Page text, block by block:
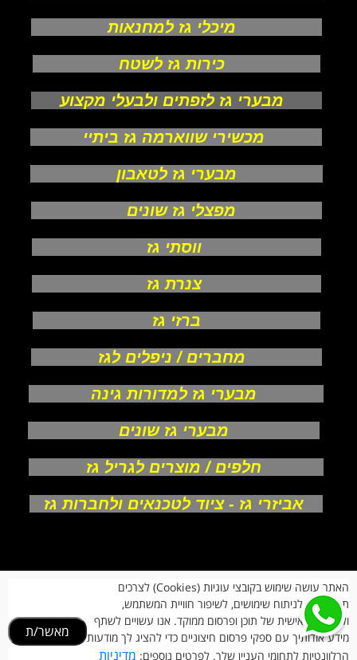
מיכלי גז למחנאות
כירות גז לשטח
מבערי גז לזפתים ולבעלי מקצוע
מכשירי שווארמה גז ביתיי
מבערי גז לטאבון
מפצלי גז שונים
ווסתי גז
צנרת גז
ברזי גז
מחברים / ניפלים לגז
מבערי גז למדורות גינה
מבערי גז שונים
חלפים / מוצרים לגריל גז
אביזרי גז - ציוד לטכנאים ולחברות גז
צור קשר
תקנון חנות
מעקב הזמנות
החזרות וביטולים
הרשמת לקוחות
האתר עושה שימוש בקובצי עוגיות (Cookies) לצרכים
תפעוליים, לניתוח שימושים, לשיפור חוויית המשתמש,
ולהתאמה אישית של תוכן ופרסום ממוקד. אנו עשויים לשתף
מידע אודותיך עם ספקי פרסום חיצוניים כדי להציג לך מודעות
הרלוונטיות לתחומי העניין שלך. לפרטים נוספים: מדיניות
מאשר/ת